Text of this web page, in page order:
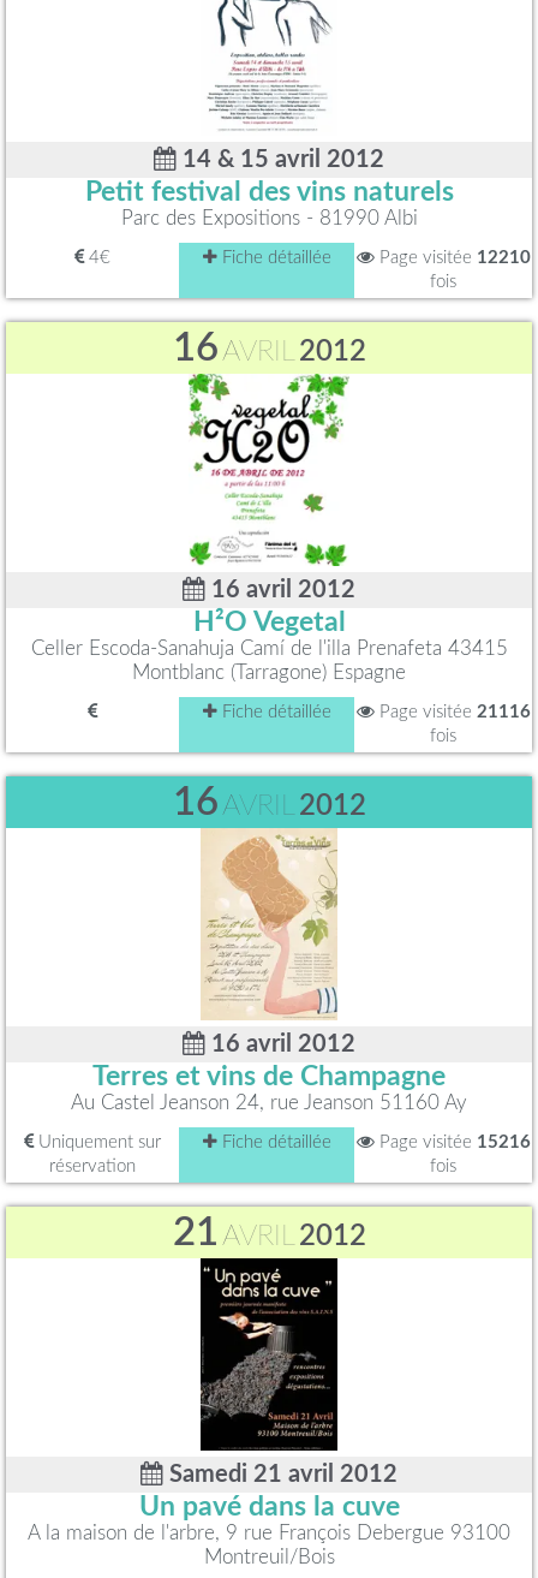
14 & 15 avril 2012
Petit festival des vins naturels
Parc des Expositions - 81990 Albi
4€ Fiche détaillée Page visitée 12210
fois
16AVRIL2012
16 avril 2012
H²O Vegetal
Celler Escoda-Sanahuja Camí de l'illa Prenafeta 43415
Montblanc (Tarragone) Espagne
Fiche détaillée Page visitée 21116
fois
16AVRIL 2012
16 avril 2012
Terres et vins de Champagne
Au Castel Jeanson 24, rue Jeanson 51160 Ay
Uniquement sur
réservation
Fiche détaillée Page visitée 15216
fois
21 AVRIL2012
Samedi 21 avril 2012
Un pavé dans la cuve
A la maison de l'arbre, 9 rue François Debergue 93100
Montreuil/Bois